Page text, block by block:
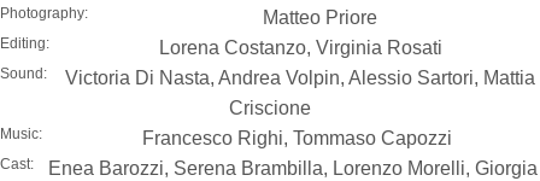
Photography: Matteo Priore
Editing: Lorena Costanzo, Virginia Rosati
Sound:
Victoria Di Nasta, Andrea Volpin, Alessio Sartori, Mattia
Criscione
Music: Francesco Righi, Tommaso Capozzi
Cast:
Enea Barozzi, Serena Brambilla, Lorenzo Morelli, Giorgia